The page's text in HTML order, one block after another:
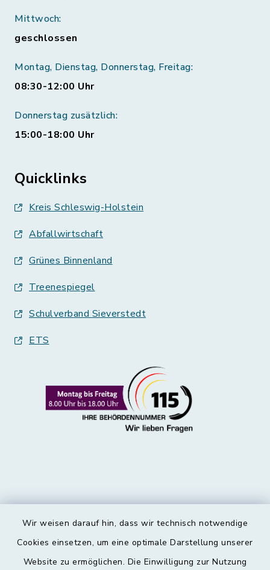
Wir weisen darauf hin, dass wir technisch notwendige
Cookies einsetzen, um eine optimale Darstellung unserer
Website zu ermöglichen. Die Einwilligung zur Nutzung
Mittwoch:
geschlossen
Montag, Dienstag, Donnerstag, Freitag:
08:30-12:00 Uhr
Donnerstag zusätzlich:
15:00-18:00 Uhr
Quicklinks
Kreis Schleswig-Holstein
Abfallwirtschaft
Grünes Binnenland
Treenespiegel
Schulverband Sieverstedt
ETS
Kontakt